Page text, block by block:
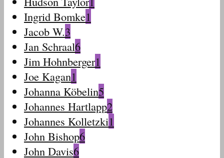
Ingrid Bomke1
Jacob W.3
Jan Schraal6
Jim Hohnberger1
Joe Kagan1
Johanna Köbelin5
Johannes Hartlapp2
Johannes Kolletzki1
John Bishop6
John Davis6